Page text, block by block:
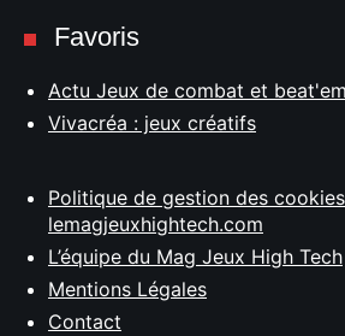
Favoris
Actu Jeux de combat et
Vivacréa : jeux créatifs
Politique de gestion des
lemagjeuxhightech.com
L’équipe du Mag Jeux High Tech
Mentions Légales
Contact